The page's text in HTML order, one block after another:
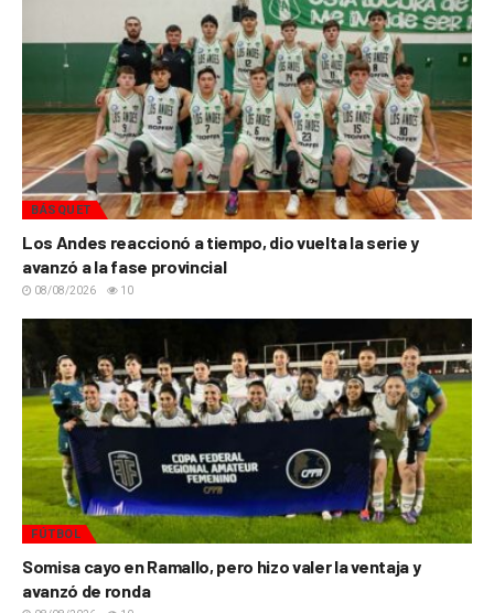
BÁSQUET
Los Andes reaccionó a tiempo, dio vuelta la serie y
avanzó a la fase provincial
08/08/2026 10
FÚTBOL
Somisa cayo en Ramallo, pero hizo valer la ventaja y
avanzó de ronda